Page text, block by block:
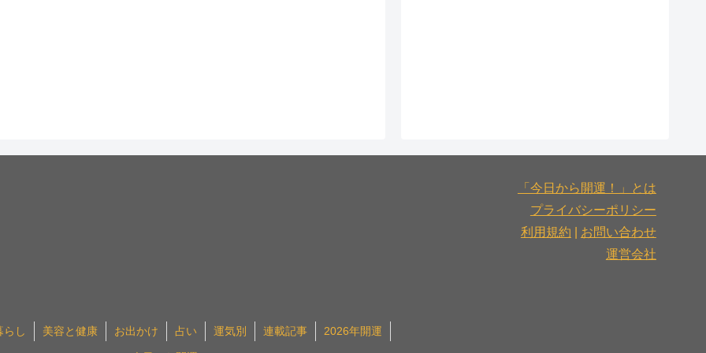
「今日から開運！」とは
プライバシーポリシー
利用規約
お問い合わせ
運営会社
らし 美容と健康 お出かけ 占い 運気別 連載記事 2026年開運